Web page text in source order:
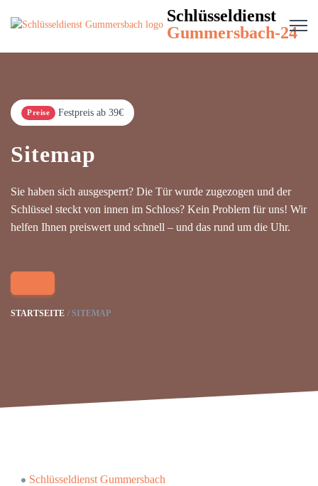
Schlüsseldienst
Gummersbach-24
Preise Festpreis ab 39€
Sitemap
Sie haben sich ausgesperrt? Die Tür wurde zugezogen und der
Schlüssel steckt von innen im Schloss? Kein Problem für uns! Wir
helfen Ihnen preiswert und schnell – und das rund um die Uhr.
STARTSEITE SITEMAP
Schlüsseldienst Gummersbach